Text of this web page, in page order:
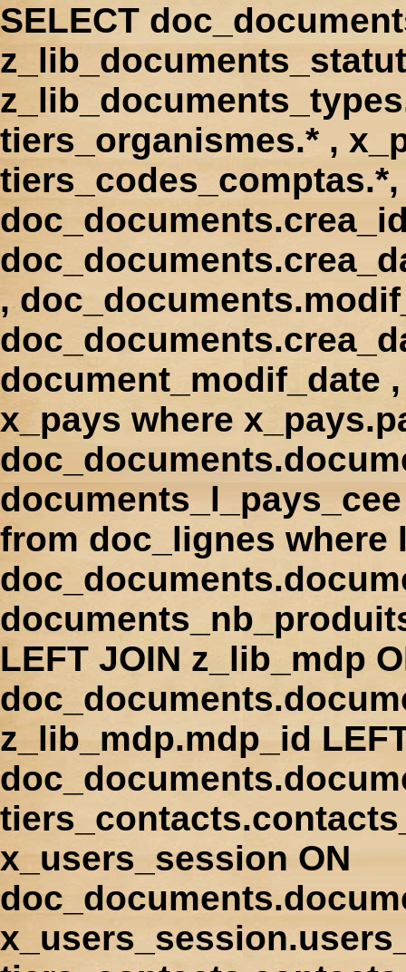
SELECT
tiers_organismes.* ,
,
document_modif_date
x_pays where
from doc_lignes where
LEFT JOIN z_lib_mdp
z_lib_mdp.mdp_id
x_users_session ON